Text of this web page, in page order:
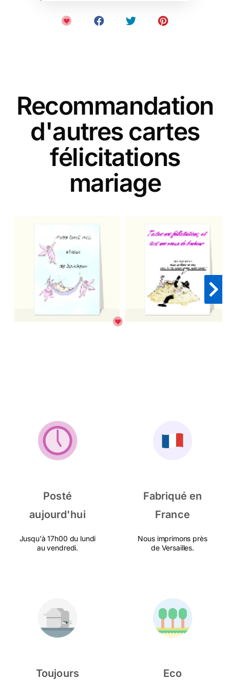
Recommandation
d'autres cartes
félicitations
mariage
Posté
aujourd'hui
Jusqu'à 17h00 du lundi
au vendredi.
Fabriqué en
France
Nous imprimons près
de Versailles.
Toujours
Eco